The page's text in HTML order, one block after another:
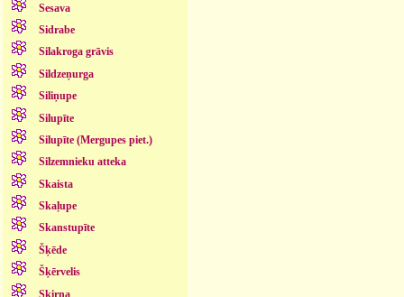
Sesava
Sidrabe
Silakroga grāvis
Sildzeņurga
Siliņupe
Silupīte
Silupīte (Mergupes piet.)
Silzemnieku atteka
Skaista
Skaļupe
Skanstupīte
Šķēde
Šķērvelis
Skirna